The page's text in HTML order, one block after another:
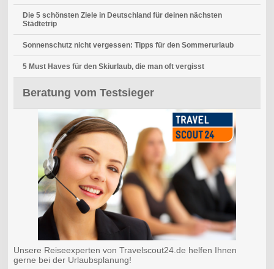
Die 5 schönsten Ziele in Deutschland für deinen nächsten
Städtetrip
Sonnenschutz nicht vergessen: Tipps für den Sommerurlaub
5 Must Haves für den Skiurlaub, die man oft vergisst
Beratung vom Testsieger
Unsere Reiseexperten von Travelscout24.de helfen Ihnen
gerne bei der Urlaubsplanung!